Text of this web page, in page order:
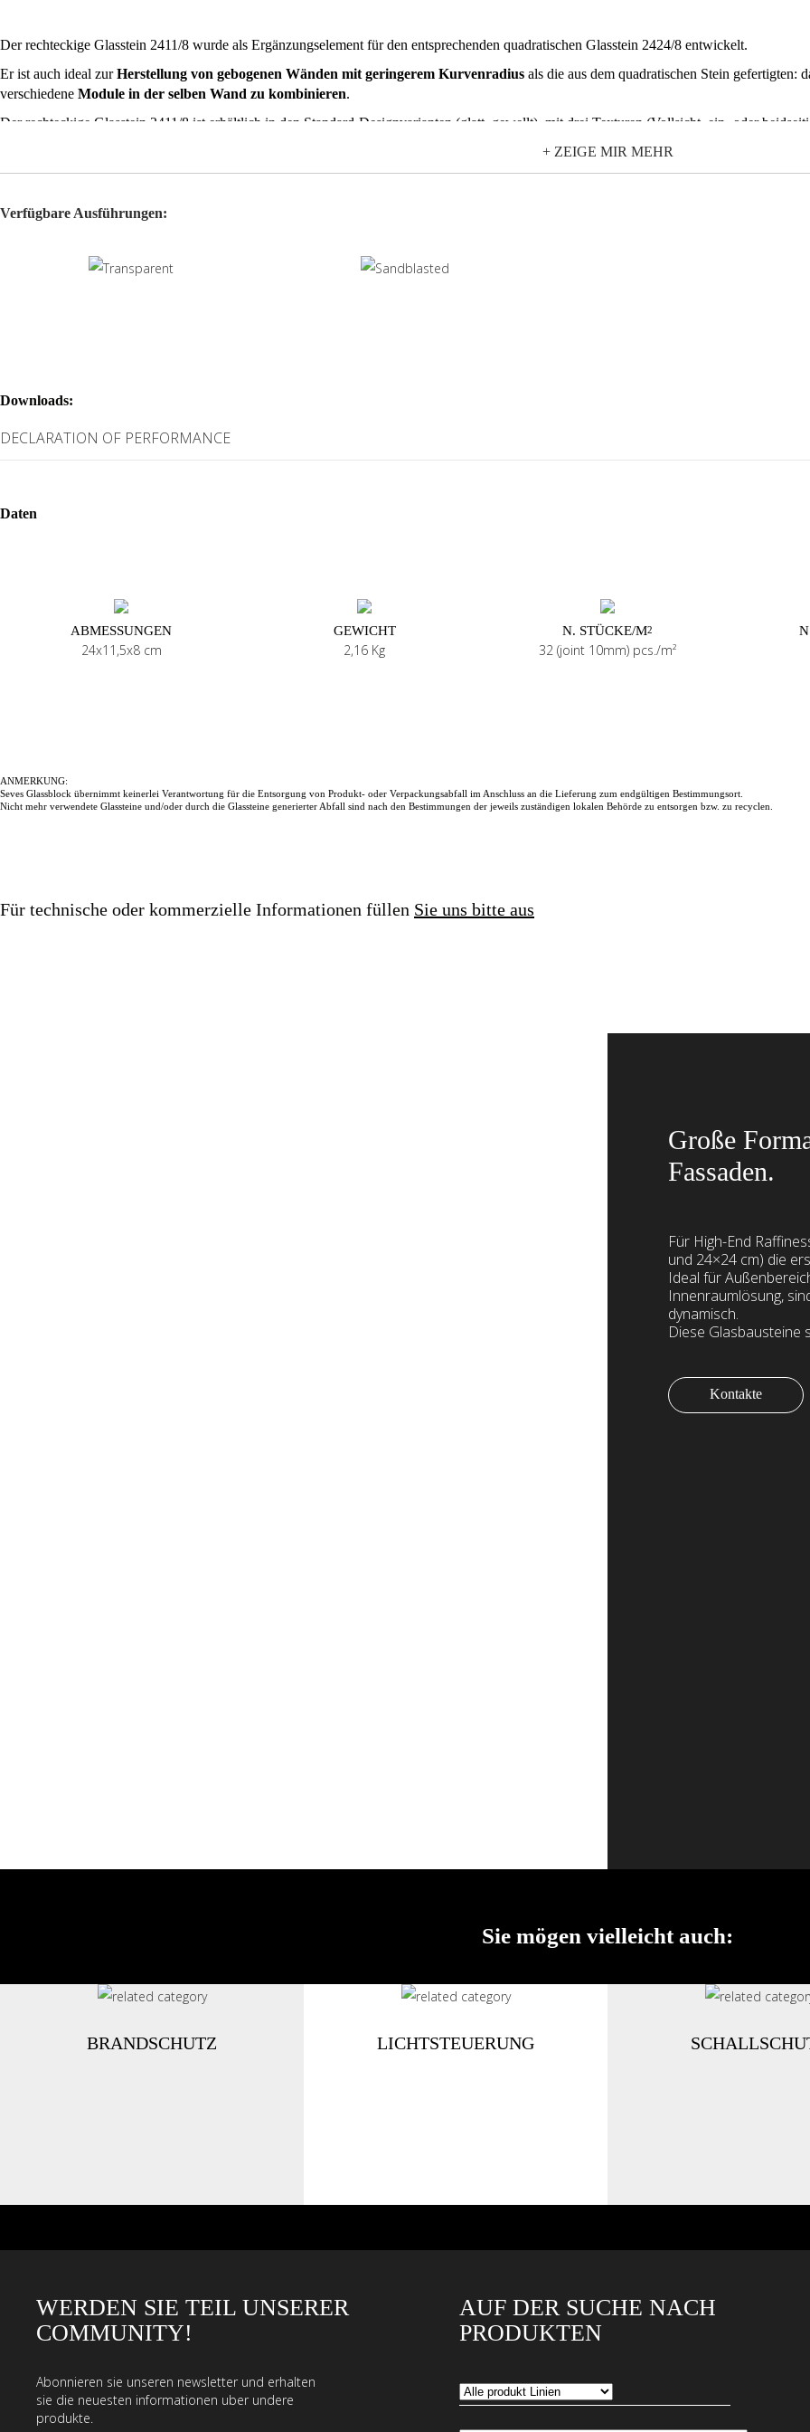
Der rechteckige Glasstein 2411/8 wurde als Ergänzungselement für den entsprechenden quadratischen Glasstein 2424/8 entwickelt.
Er ist auch ideal zurHerstellung von gebogenen Wänden mit geringerem Kurvenradius als die aus dem quadratischen Stein
verschiedene Module in der selben Wand zu kombinieren.
Der rechteckige Glasstein 2411/8 ist erhältlich in den Standard-Designvarianten (glatt, gewellt), mit drei Texturen (Vollsicht, ein- oder
+ ZEIGE MIR MEHR
Verfügbare Ausführungen:
Downloads:
DECLARATION OF PERFORMANCE
Daten
ABMESSUNGEN
24x11,5x8 cm
GEWICHT
2,16 Kg
N. STÜCKE/M2
32 (joint 10mm) pcs./m²
ANMERKUNG:
Seves Glassblock übernimmt keinerlei Verantwortung für die Entsorgung von Produkt- oder Verpackungsabfall im Anschluss an die Lieferung zum endgültigen Bestimmungsort.
Nicht mehr verwendete Glassteine und/oder durch die Glassteine generierter Abfall sind nach den Bestimmungen der jeweils zuständigen lokalen Behörde zu entsorgen bzw. zu recyclen.
Für technische oder kommerzielle Informationen füllen Sie uns bitte aus
Große
Fassaden.
Für High-End
und 24×24 cm) die
Ideal für
Innenraumlösung,
dynamisch.
Diese Glasbausteine
Kontakte
Sie mögen vielleicht auch:
BRANDSCHUTZ LICHTSTEUERUNG
WERDEN SIE TEIL UNSERER
COMMUNITY!
Abonnieren sie unseren newsletter und erhalten
sie die neuesten informationen uber undere
produkte.
AUF DER SUCHE NACH
PRODUKTEN